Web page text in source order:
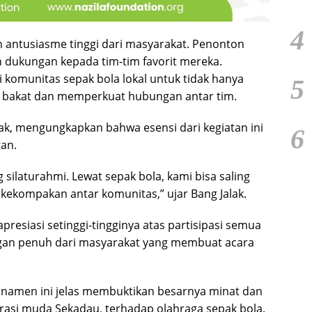
tinggi dari masyarakat. Penonton
kepada tim-tim favorit mereka.
sepak bola lokal untuk tidak hanya
dan memperkuat hubungan antar tim.
mengungkapkan bahwa esensi dari kegiatan ini
silaturahmi. Lewat sepak bola, kami bisa saling
antar komunitas,” ujar Bang Jalak.
setinggi-tingginya atas partisipasi semua
penuh dari masyarakat yang membuat acara
ini jelas membuktikan besarnya minat dan
muda Sekadau, terhadap olahraga sepak bola.
4
5
6